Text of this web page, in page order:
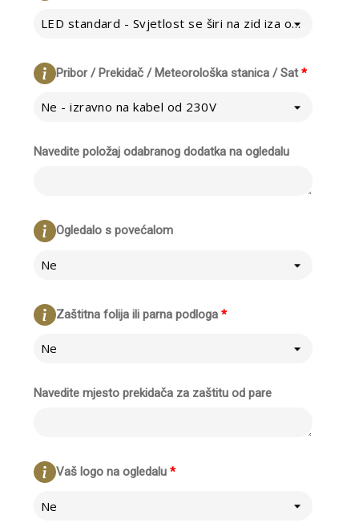
LED standard - Svjetlost se širi na zid iza ogledala
*
Pribor / Prekidač / Meteorološka stanica / Sat
Ne - izravno na kabel od 230V
Navedite položaj odabranog dodatka na ogledalu
Ogledalo s povećalom
Ne
*
Zaštitna folija ili parna podloga
Ne
Navedite mjesto prekidača za zaštitu od pare
*
Vaš logo na ogledalu
Ne